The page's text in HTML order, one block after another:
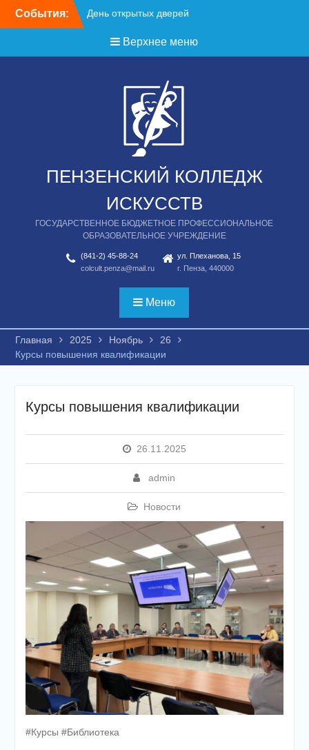
События: День открытых дверей
Верхнее меню
ПЕНЗЕНСКИЙ КОЛЛЕДЖ
ИСКУССТВ
ГОСУДАРСТВЕННОЕ БЮДЖЕТНОЕ ПРОФЕССИОНАЛЬНОЕ
ОБРАЗОВАТЕЛЬНОЕ УЧРЕЖДЕНИЕ
(841-2) 45-88-24
colcult.penza@mail.ru
ул. Плеханова, 15
г. Пенза, 440000
Меню
Главная 2025 Ноябрь
26
Курсы повышения квалификации
Курсы повышения квалификации
26.11.2025
admin
Новости
#Курсы #Библиотека